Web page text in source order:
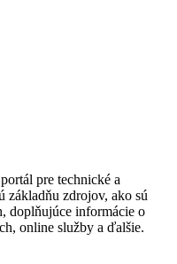
pre technické a
základňu zdrojov, ako sú
doplňujúce informácie o
online služby a ďalšie.